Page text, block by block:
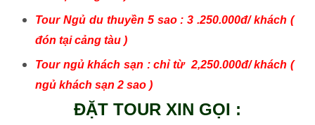
Tour Ngủ du thuyền 5 sao : 3 .250.000đ/ khách (
đón tại cảng tàu )
Tour ngủ khách sạn : chỉ từ 2,250.000đ/ khách (
ngủ khách sạn 2 sao )
ĐẶT TOUR XIN GỌI :